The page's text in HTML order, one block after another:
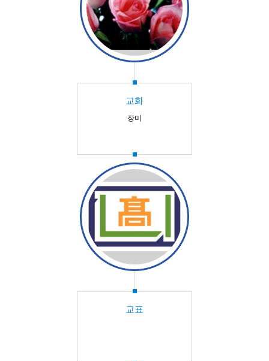
교화
장미
교표